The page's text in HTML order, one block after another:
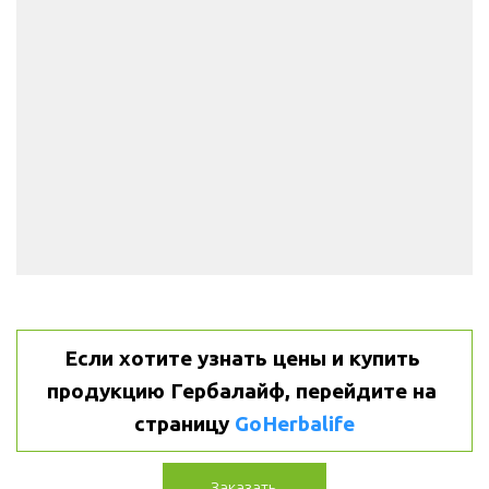
Если хотите узнать цены и купить
продукцию Гербалайф, перейдите на
страницу GoHerbalife